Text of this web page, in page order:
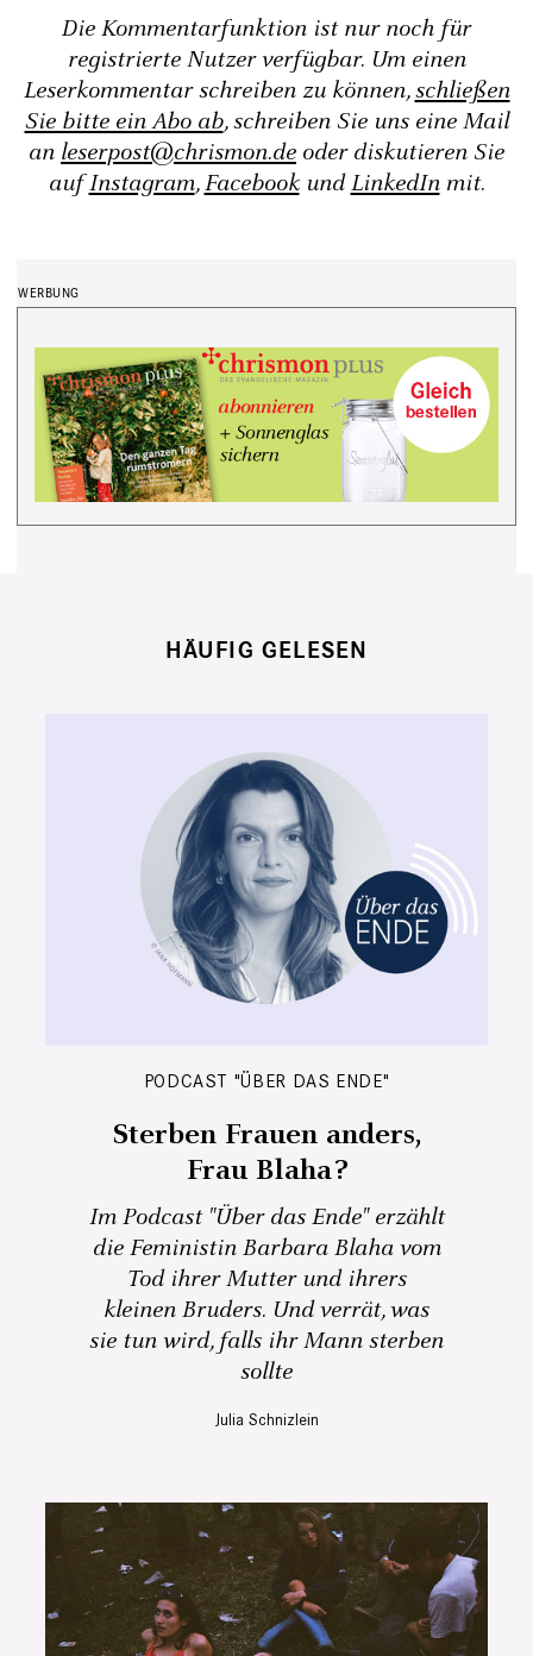
Die Kommentarfunktion ist nur noch für
registrierte Nutzer verfügbar. Um einen
Leserkommentar schreiben zu können,schließen
Sie bitte ein Abo ab, schreiben Sie uns eine Mail
an leserpost@chrismon.de oder diskutieren Sie
aufInstagram,FacebookundLinkedInmit.
HÄUFIG GELESEN
PODCAST "ÜBER DAS ENDE"
Sterben Frauen anders,
Frau Blaha?
Im Podcast "Über das Ende" erzählt
die Feministin Barbara Blaha vom
Tod ihrer Mutter und ihrers
kleinen Bruders. Und verrät, was
sie tun wird, falls ihr Mann sterben
sollte
Julia Schnizlein